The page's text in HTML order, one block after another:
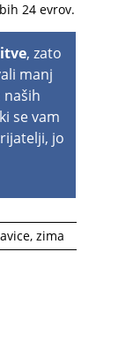
24 evrov.
, zato
manj
naših
se vam
jo
, zima